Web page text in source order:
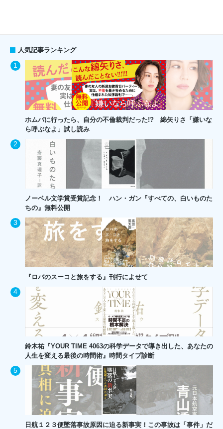
人気記事ランキング
ホムパに行ったら、自分の不倫裁判だった!? 綿矢りさ「嫌いな
ら呼ぶなよ」試し読み
ノーベル文学賞受賞記念！ ハン・ガン『すべての、白いものた
ちの』無料公開
『ロバのスーコと旅をする』刊行によせて
鈴木祐『YOUR TIME 4063の科学データで導き出した、あなたの
人生を変える最後の時間術』時間タイプ診断
日航１２３便墜落事故原因に迫る新事実！この事故は「事件」だ